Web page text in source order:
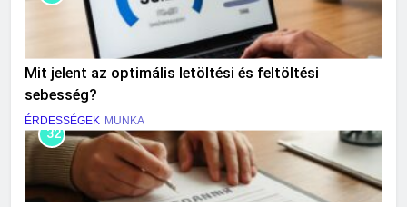
Mit jelent az optimális letöltési és feltöltési
sebesség?
ÉRDESSÉGEK MUNKA
32